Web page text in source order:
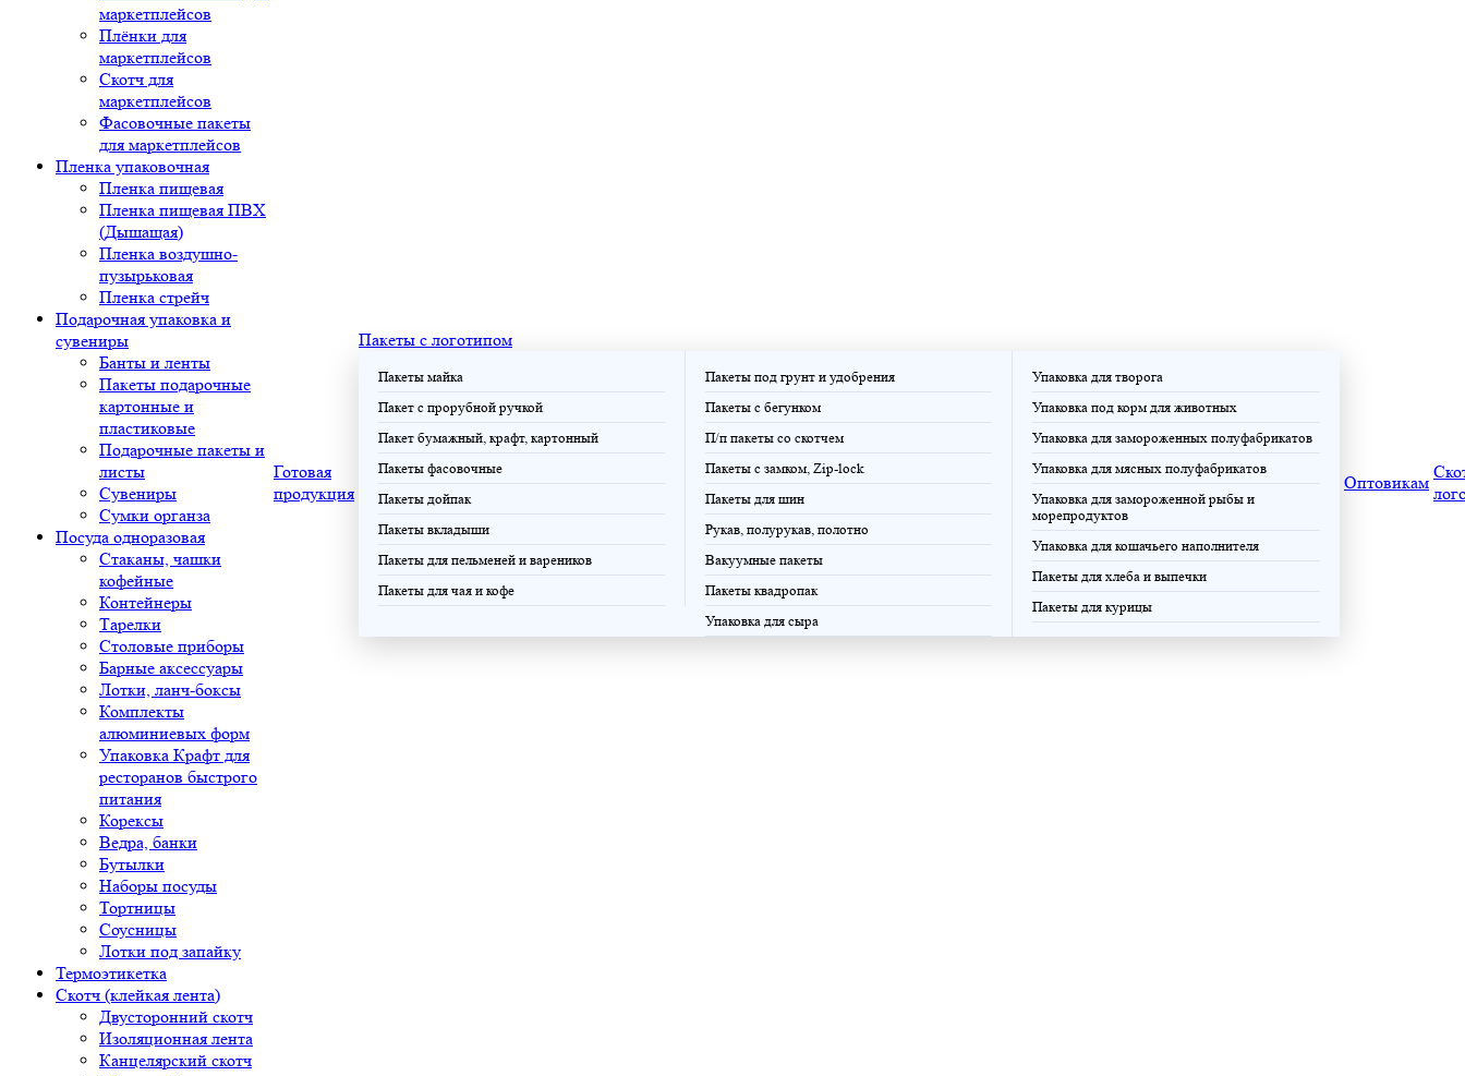
маркетплейсов
Плёнки для
маркетплейсов
Скотч для
маркетплейсов
Фасовочные пакеты
для маркетплейсов
Пленка упаковочная
Пленка пищевая
Пленка пищевая ПВХ
(Дышащая)
Пленка воздушно-
пузырьковая
Пленка стрейч
Подарочная упаковка и
сувениры
Банты и ленты
Пакеты подарочные
картонные и
пластиковые
Подарочные пакеты и
листы
Сувениры
Сумки органза
Посуда одноразовая
Стаканы, чашки
кофейные
Контейнеры
Тарелки
Столовые приборы
Барные аксессуары
Лотки, ланч-боксы
Комплекты
алюминиевых форм
Упаковка Крафт для
ресторанов быстрого
питания
Корексы
Ведра, банки
Бутылки
Наборы посуды
Тортницы
Соусницы
Лотки под запайку
Термоэтикетка
Скотч (клейкая лента)
Двусторонний скотч
Изоляционная лента
Канцелярский скотч
Готовая
продукция
Пакеты с логотипом
Пакеты майка
Пакет с прорубной ручкой
Пакет бумажный, крафт, картонный
Пакеты фасовочные
Пакеты дойпак
Пакеты вкладыши
Пакеты для пельменей и вареников
Пакеты для чая и кофе
Пакеты под грунт и удобрения
Пакеты с бегунком
П/п пакеты со скотчем
Пакеты с замком, Zip-lock
Пакеты для шин
Рукав, полурукав, полотно
Вакуумные пакеты
Пакеты квадропак
Упаковка для сыра
Упаковка для творога
Упаковка под корм для животных
Упаковка для замороженных полуфабрикатов
Упаковка для мясных полуфабрикатов
Упаковка для замороженной рыбы и
морепродуктов
Упаковка для кошачьего наполнителя
Пакеты для хлеба и выпечки
Пакеты для курицы
Оптовикам